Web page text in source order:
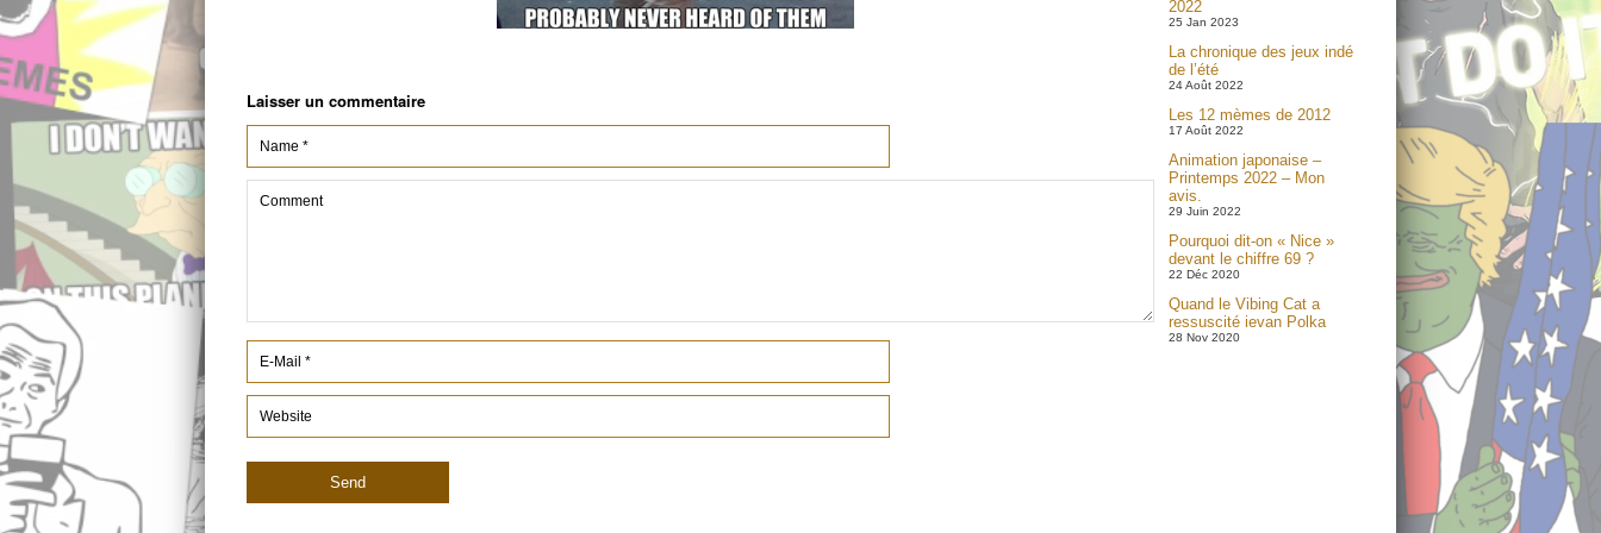
Laisser un commentaire
2022
25 Jan 2023
La chronique des jeux indé
de l’été
24 Août 2022
Les 12 mèmes de 2012
17 Août 2022
Animation japonaise –
Printemps 2022 – Mon
avis.
29 Juin 2022
Pourquoi dit-on « Nice »
devant le chiffre 69 ?
22 Déc 2020
Quand le Vibing Cat a
ressuscité ievan Polka
28 Nov 2020